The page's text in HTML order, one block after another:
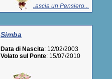
Lascia un Pensiero...
Simba
Data di Nascita: 12/02/2003
Volato sul Ponte: 15/07/2010